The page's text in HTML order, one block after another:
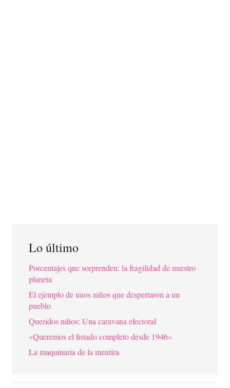
Lo último
Porcentajes que sorprenden: la fragilidad de nuestro
planeta
El ejemplo de unos niños que despertaron a un
pueblo
Queridos niños: Una caravana electoral
«Queremos el listado completo desde 1946»
La maquinaria de la mentira